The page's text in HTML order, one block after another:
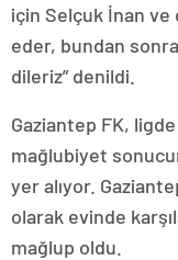
için Selçuk İnan
eder, bundan
dileriz” denildi.
Gaziantep FK,
mağlubiyet
yer alıyor.
olarak evinde
mağlup oldu.